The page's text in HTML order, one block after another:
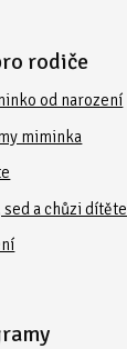
rodiče
od narození
miminka
sed a chůzi dítěte